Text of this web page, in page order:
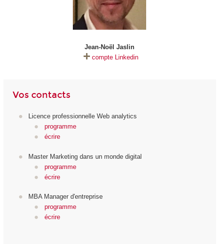
Jean-Noël Jaslin
compte Linkedin
Vos contacts
Licence professionnelle Web analytics
programme
écrire
Master Marketing dans un monde digital
programme
écrire
MBA Manager d'entreprise
programme
écrire